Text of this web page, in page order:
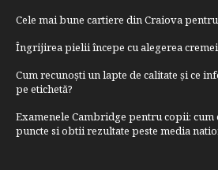
Cele mai bune cartiere din Craiova
Îngrijirea pielii începe cu alegerea
Cum recunoști un lapte de calitate și ce
pe etichetă?
Examenele Cambridge pentru copii:
puncte si obtii rezultate peste media